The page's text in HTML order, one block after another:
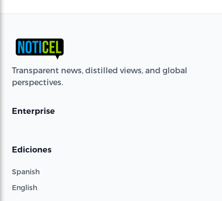
Transparent news, distilled views, and global
perspectives.
Enterprise
Ediciones
Spanish
English